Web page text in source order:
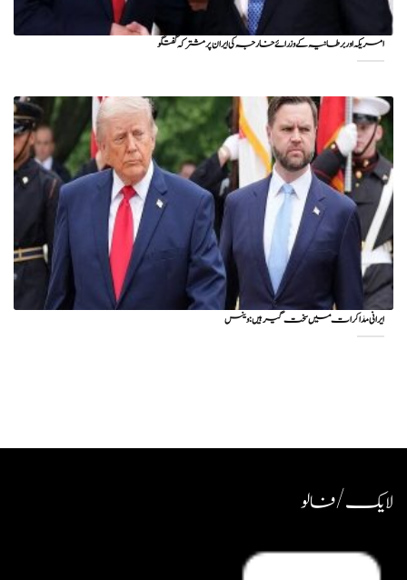
امریکہ اور برطانیہ کے وزرائے خارجہ کی ایران پر مشترکہ گفتگو
ایرانی مذاکرات میں سخت گیر ہیں: وینس
لایک / فالو